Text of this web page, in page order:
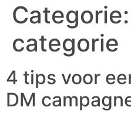
Categorie:
categorie
4 tips voor
DM